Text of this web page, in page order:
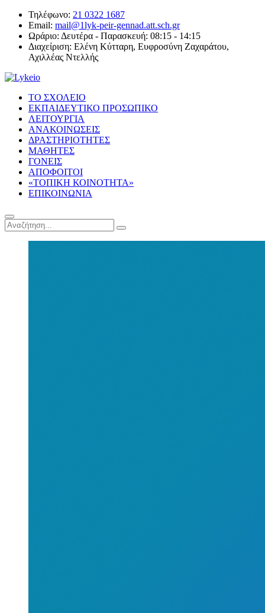
Τηλέφωνο: 21 0322 1687
Email: mail@1lyk-peir-gennad.att.sch.gr
Ωράριο: Δευτέρα - Παρασκευή: 08:15 - 14:15
Διαχείριση: Ελένη Κύτταρη, Ευφροσύνη Ζαχαράτου,
Αχιλλέας Ντελλής
ΤΟ ΣΧΟΛΕΙΟ
ΕΚΠΑΙΔΕΥΤΙΚΟ ΠΡΟΣΩΠΙΚΟ
ΛΕΙΤΟΥΡΓΙΑ
ΑΝΑΚΟΙΝΩΣΕΙΣ
ΔΡΑΣΤΗΡΙΟΤΗΤΕΣ
ΜΑΘΗΤΕΣ
ΓΟΝΕΙΣ
ΑΠΟΦΟΙΤΟΙ
«ΤΟΠΙΚΗ ΚΟΙΝΟΤΗΤΑ»
ΕΠΙΚΟΙΝΩΝΙΑ